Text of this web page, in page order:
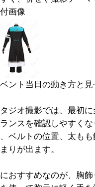
画像
ント当日の動き方と見
ジオ撮影では、最初
ンスを確認しやすく
ベルトの位置、太も
りが出ます。
おすすめなのが、胸